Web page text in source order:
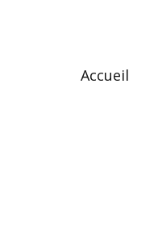
Accueil